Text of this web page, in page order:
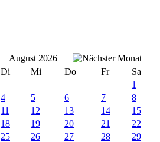
August 2026
Di Mi Do Fr
Sa
1
4 5 6 7
8
11 12 13 14
15
18 19 20 21
22
25 26 27 28
29